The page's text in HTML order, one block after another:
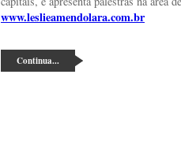
www.leslieamendolara.com.br
Continua...